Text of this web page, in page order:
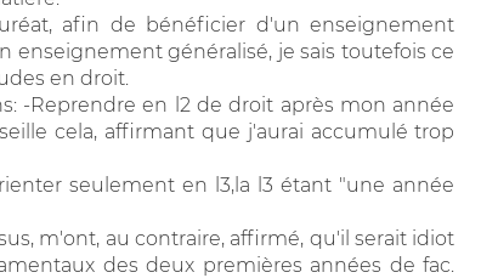
afin de bénéficier d'un enseignement
enseignement généralisé, je sais toutefois ce
en droit.
-Reprendre en l2 de droit après mon année
cela, affirmant que j'aurai accumulé trop
seulement en l3,la l3 étant "une année
m'ont, au contraire, affirmé, qu'il serait idiot
des deux premières années de fac.